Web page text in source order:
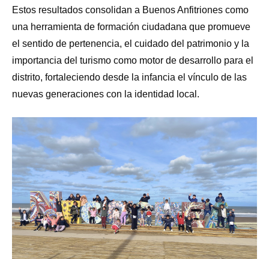
Estos resultados consolidan a Buenos Anfitriones como
una herramienta de formación ciudadana que promueve
el sentido de pertenencia, el cuidado del patrimonio y la
importancia del turismo como motor de desarrollo para el
distrito, fortaleciendo desde la infancia el vínculo de las
nuevas generaciones con la identidad local.